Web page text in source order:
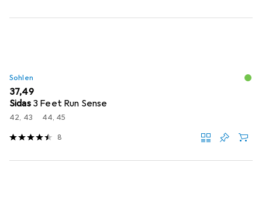
Sohlen
EUR
37,49
Sidas 3 Feet Run Sense
42, 43 44, 45
8